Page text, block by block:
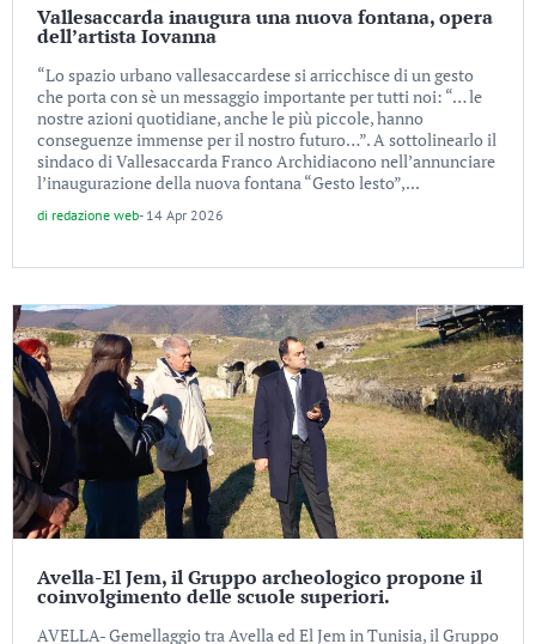
Vallesaccarda inaugura una nuova fontana, opera
dell’artista Iovanna
“Lo spazio urbano vallesaccardese si arricchisce di un gesto
che porta con sè un messaggio importante per tutti noi: “… le
nostre azioni quotidiane, anche le più piccole, hanno
conseguenze immense per il nostro futuro…”. A sottolinearlo il
sindaco di Vallesaccarda Franco Archidiacono nell’annunciare
l’inaugurazione della nuova fontana “Gesto lesto”,...
di redazione web- 14 Apr 2026
Avella-El Jem, il Gruppo archeologico propone il
coinvolgimento delle scuole superiori.
AVELLA- Gemellaggio tra Avella ed El Jem in Tunisia, il Gruppo